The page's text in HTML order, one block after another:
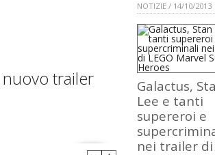
trailer
NOTIZIE / 14/10/2013
Galactus,
Lee e tanti
supereroi e
nei trailer di